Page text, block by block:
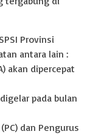
Provinsi
antara lain :
akan dipercepat
pada bulan
dan Pengurus